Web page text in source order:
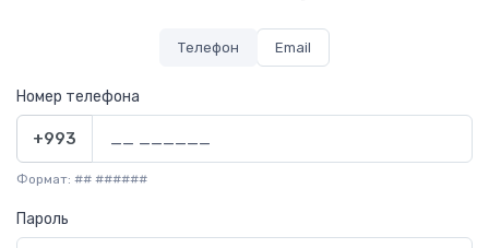
Телефон Email
Номер телефона
+993
Формат: ## ######
Пароль